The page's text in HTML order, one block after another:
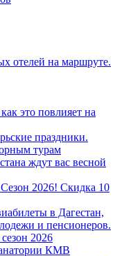
отелей на маршруте.
это повлияет на
праздники.
турам
ждут вас весной
2026! Скидка 10
в Дагестан,
и пенсионеров.
2026
КМВ